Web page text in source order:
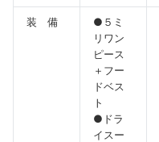
装 備
●５ミ
リワン
ピース
＋フー
ドベス
ト
●ドラ
イスー